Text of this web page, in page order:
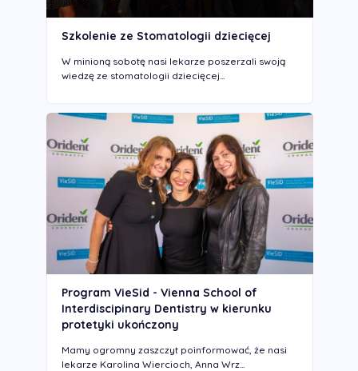
Szkolenie ze Stomatologii dziecięcej
W minioną sobotę nasi lekarze poszerzali swoją
wiedzę ze stomatologii dziecięcej...
Program VieSid - Vienna School of
Interdiscipinary Dentistry w kierunku
protetyki ukończony
Mamy ogromny zaszczyt poinformować, że nasi
lekarze Karolina Wiercioch, Anna Wrz...